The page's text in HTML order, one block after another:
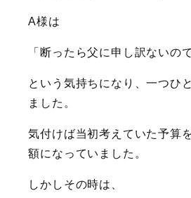
A様は
「断ったら父に申し訳ないの
という気持ちになり、一つひ
ました。
気付けば当初考えていた予算
額になっていました。
しかしその時は、